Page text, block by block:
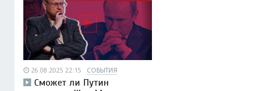
26.08.2025 22:15 СОБЫТИЯ
Сможет ли Путин